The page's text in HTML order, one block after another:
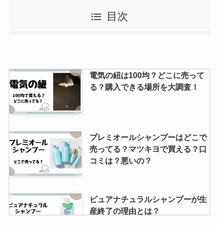
円で買える？！自作で安く作れる
の？100均アイテムでDIY！
個人情報保護スタンプは100均で
売ってる？意味ないってほんと？
ダイソーにドーナツ型は売ってな
い？100均のセリアで買える？シ
リコン製はオーブンで使えるの？
使い捨てパンツは無印やセリアに
売ってる？どこで買える？入院中
や旅行でも使用できる？
目次
電気の紐は100均？どこに売って
る？購入できる場所を大調査！
プレミオールシャンプーはどこで
売ってる？マツキヨで買える？口
コミは？悪いの？
ピュアナチュラルシャンプーが生
産終了の理由とは？